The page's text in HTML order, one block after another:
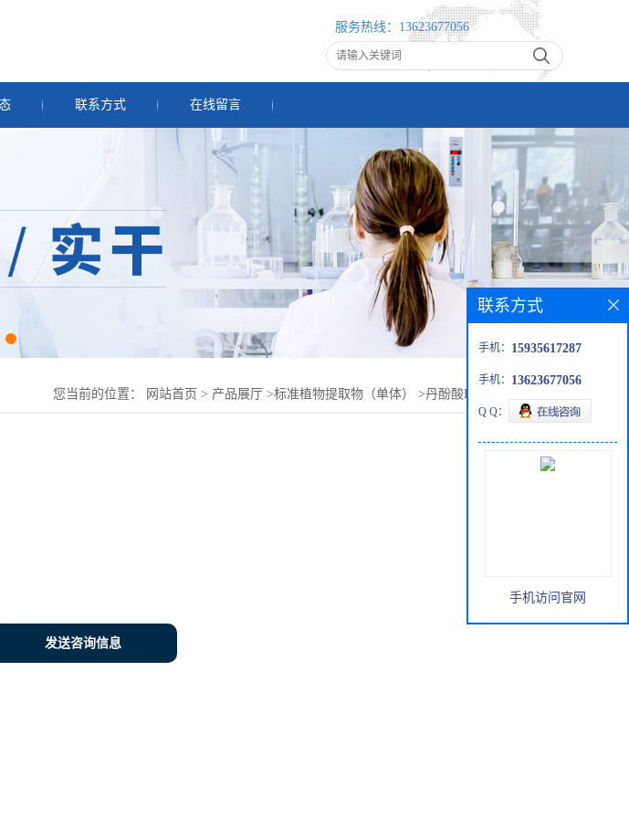
服务热线： 13623677056
联系方式 在线留言
您当前的位置： 网站首页 > 产品展厅 >标准植物提取物（单体） >丹酚酸B（115939-25-8）
发送咨询信息
联系方式
手机： 15935617287
手机： 13623677056
Q Q：
手机访问官网